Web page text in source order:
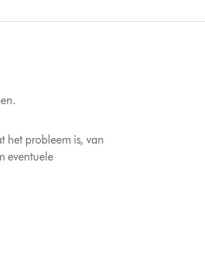
het probleem is, van
eventuele